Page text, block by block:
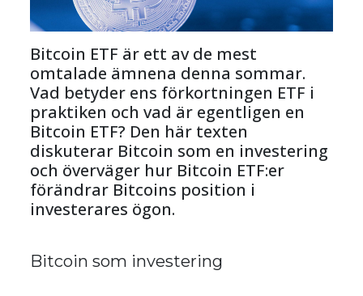
Bitcoin ETF är ett av de mest
omtalade ämnena denna sommar.
Vad betyder ens förkortningen ETF i
praktiken och vad är egentligen en
Bitcoin ETF? Den här texten
diskuterar Bitcoin som en investering
och överväger hur Bitcoin ETF:er
förändrar Bitcoins position i
investerares ögon.
Bitcoin som investering